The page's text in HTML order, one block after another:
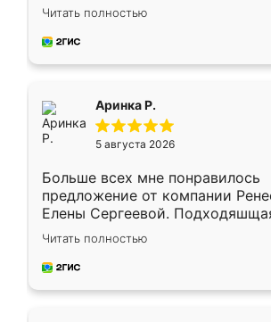
Замерщик приехал в субботу,
делу со всей
за день, ребята работали
Читать полностью
Аринка Р.
5 августа 2026
Больше всех мне понравилось
предложение от компании
Елены Сергеевой.
короткие сроки изготовления.
для замера сотрудник Владислав
предложил по моему эскизу
Читать полностью